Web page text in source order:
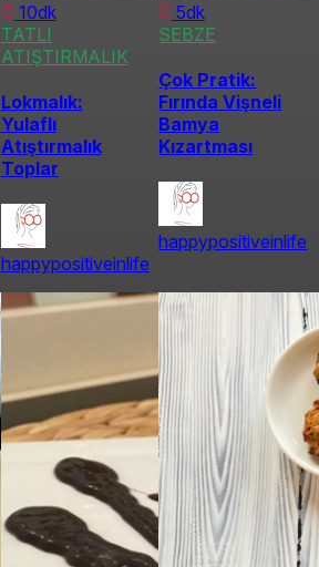
10dk
TATLI
ATIŞTIRMALIK
Lokmalık:
Yulaflı
Atıştırmalık
Toplar
happypositiveinlife
5dk
SEBZE
Çok Pratik:
Fırında Vişneli
Bamya
Kızartması
happypositiveinlife